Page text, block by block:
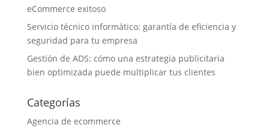
eCommerce exitoso
Servicio técnico informático: garantía de eficiencia y
seguridad para tu empresa
Gestión de ADS: cómo una estrategia publicitaria
bien optimizada puede multiplicar tus clientes
Categorías
Agencia de ecommerce